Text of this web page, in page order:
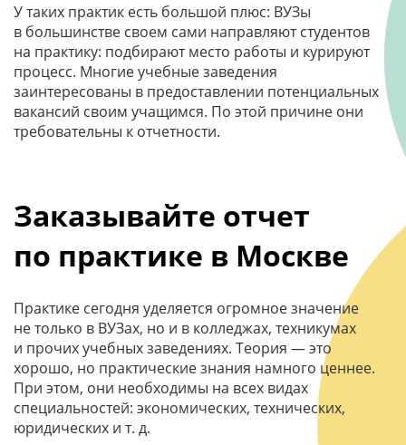
У таких практик есть большой плюс: ВУЗы
в большинстве своем сами направляют студентов
на практику: подбирают место работы и курируют
процесс. Многие учебные заведения
заинтересованы в предоставлении потенциальных
вакансий своим учащимся. По этой причине они
требовательны к отчетности.
Заказывайте отчет
по практике в Москве
Практике сегодня уделяется огромное значение
не только в ВУЗах, но и в колледжах, техникумах
и прочих учебных заведениях. Теория — это
хорошо, но практические знания намного ценнее.
При этом, они необходимы на всех видах
специальностей: экономических, технических,
юридических и т. д.